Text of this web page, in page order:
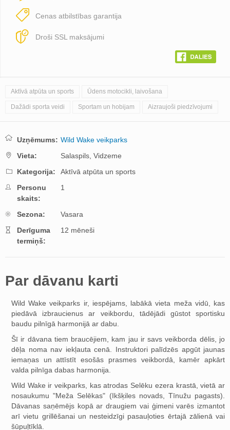
Cenas atbilstības garantija
Droši SSL maksājumi
Aktīvā atpūta un sports Ūdens motocikli, laivošana
Dažādi sporta veidi Sportam un hobijam Aizraujoši piedzīvojumi
Uzņēmums: Wild Wake veikparks
Vieta:
Salaspils, Vidzeme
Kategorija:
Aktīvā atpūta un sports
Personu
skaits:
1
Sezona:
Vasara
Derīguma
termiņš:
12 mēneši
Par dāvanu karti
Wild Wake veikparks ir, iespējams, labākā vieta meža vidū, kas
piedāvā izbraucienus ar veikbordu, tādējādi gūstot sportisku
baudu pilnīgā harmonijā ar dabu.
Šī ir dāvana tiem braucējiem, kam jau ir savs veikborda dēlis, jo
dēļa noma nav iekļauta cenā. Instruktori palīdzēs apgūt jaunas
iemaņas un attīstīt esošās prasmes veikbordā, kamēr apkārt
valda pilnīga dabas harmonija.
Wild Wake ir veikparks, kas atrodas Selēku ezera krastā, vietā ar
nosaukumu "Meža Selēkas" (Ikšķiles novads, Tīnužu pagasts).
Dāvanas saņēmējs kopā ar draugiem vai ģimeni varēs izmantot
arī vietu grillēšanai un nesteidzīgi pasauļoties ērtajā zālienā vai
šūpuļtīklā.